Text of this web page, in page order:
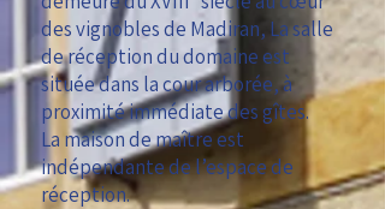
des vignobles de Madiran, La salle
de réception du domaine est
située dans la cour arborée, à
proximité immédiate des gîtes.
La maison de maître est
indépendante de l’espace de
réception.